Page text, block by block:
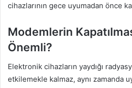
cihazlarının gece uyumadan önce
Modemlerin
Önemli?
Elektronik cihazların yaydığı
etkilemekle kalmaz, aynı zamanda